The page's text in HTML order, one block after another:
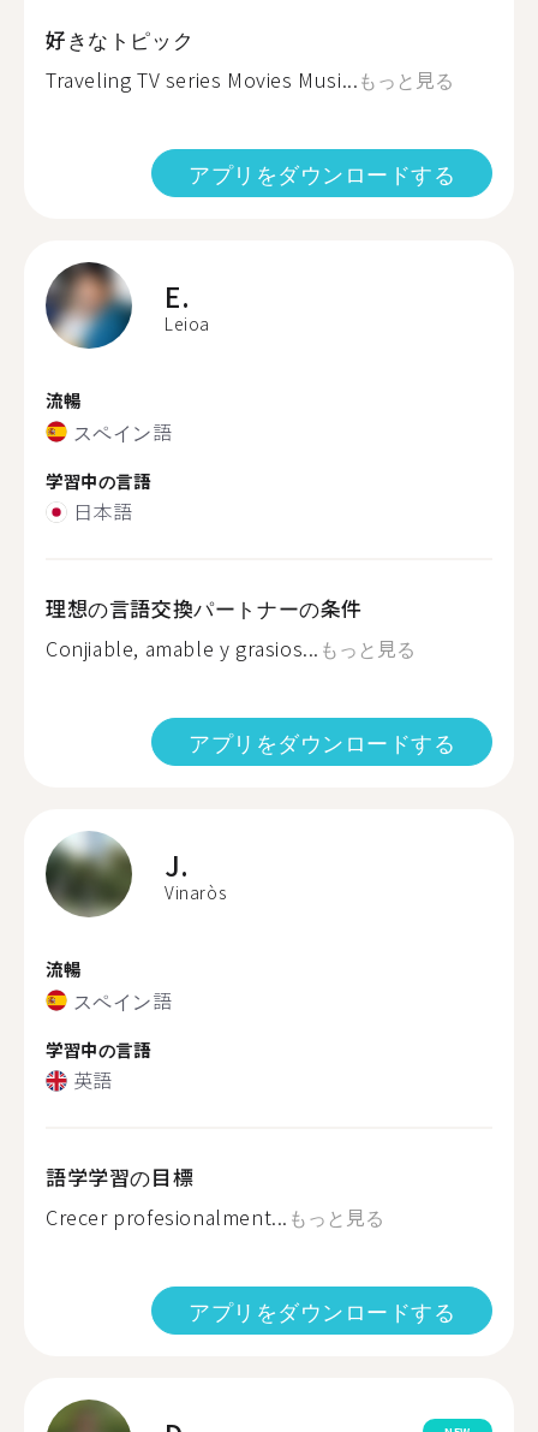
好きなトピック
Traveling TV series Movies Musi...もっと見る
アプリをダウンロードする
E.
Leioa
流暢
スペイン語
学習中の言語
日本語
理想の言語交換パートナーの条件
Conjiable, amable y grasios... もっと見る
アプリをダウンロードする
J.
Vinaròs
流暢
スペイン語
学習中の言語
英語
語学学習の目標
Crecer profesionalment... もっと見る
アプリをダウンロードする